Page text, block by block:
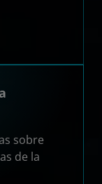
sobre
de la